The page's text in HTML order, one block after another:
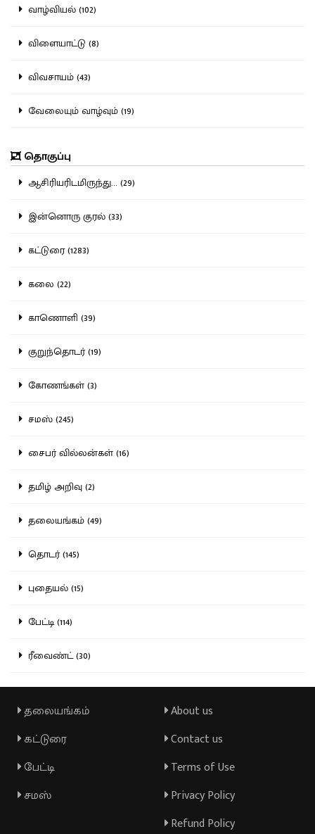
வாழ்வியல் (102)
விளையாட்டு (8)
விவசாயம் (43)
வேலையும் வாழ்வும் (19)
தொகுப்பு
ஆசிரியரிடமிருந்து... (29)
இன்னொரு குரல் (33)
கட்டுரை (1283)
கலை (22)
காணொளி (39)
குறுந்தொடர் (19)
கோணங்கள் (3)
சமஸ் (245)
சைபர் வில்லன்கள் (16)
தமிழ் அறிவு (2)
தலையங்கம் (49)
தொடர் (145)
புதையல் (15)
பேட்டி (114)
ரீவைண்ட் (30)
தலையங்கம்
கட்டுரை
பேட்டி
சமஸ்
About us
Contact us
Terms of Use
Privacy Policy
Refund Policy